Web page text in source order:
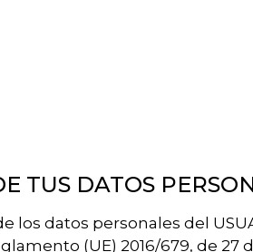
TUS DATOS
los datos personales del
(UE) 2016/679, de 27